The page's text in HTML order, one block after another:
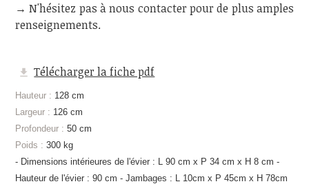
→ N'hésitez pas à nous contacter pour de plus amples
renseignements.
Télécharger la fiche pdf
Hauteur : 128 cm
Largeur : 126 cm
Profondeur : 50 cm
Poids : 300 kg
- Dimensions intérieures de l'évier : L 90 cm x P 34 cm x H 8 cm -
Hauteur de l'évier : 90 cm - Jambages : L 10cm x P 45cm x H 78cm